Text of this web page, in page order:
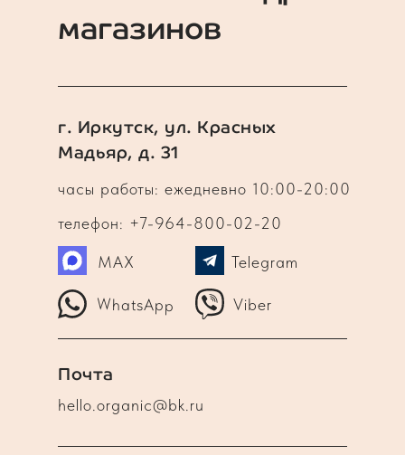
магазинов
часы работы: ежедневно 10:00-20:00
г. Иркутск, ул. Красных
Мадьяр, д. 31
телефон: +7-964-800-02-20
WhatsApp Viber
Telegram
MAX
hello.organic@bk.ru
Почта